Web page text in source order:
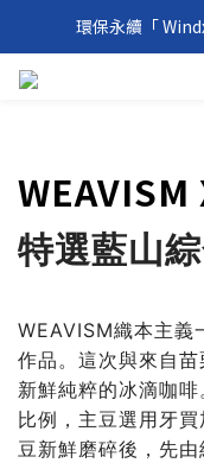
環保永續「
環保永續「
台港澳消費滿
WEAVISM
特選藍山
WEAVISM織本主義
作品。這次與來自
新鮮純粹的冰滴咖
比例，主豆選用牙
豆新鮮磨碎後，先